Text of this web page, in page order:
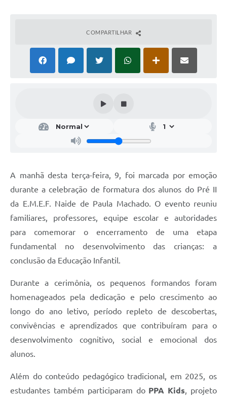
COMPARTILHAR
A manhã desta terça-feira, 9, foi marcada por emoção
durante a celebração de formatura dos alunos do Pré II
da E.M.E.F. Naide de Paula Machado. O evento reuniu
familiares, professores, equipe escolar e autoridades
para comemorar o encerramento de uma etapa
fundamental no desenvolvimento das crianças: a
conclusão da Educação Infantil.
Durante a cerimônia, os pequenos formandos foram
homenageados pela dedicação e pelo crescimento ao
longo do ano letivo, período repleto de descobertas,
convivências e aprendizados que contribuíram para o
desenvolvimento cognitivo, social e emocional dos
alunos.
Além do conteúdo pedagógico tradicional, em 2025, os
estudantes também participaram do PPA Kids, projeto